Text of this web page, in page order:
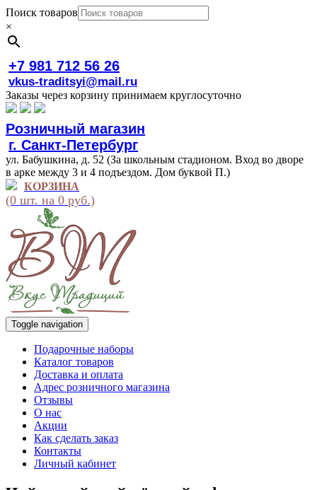
Поиск товаров
×
+7 981 712 56 26
vkus-traditsyi@mail.ru
Заказы через корзину принимаем круглосуточно
Розничный магазин
г. Санкт-Петербург
ул. Бабушкина, д. 52 (За школьным стадионом. Вход во дворе
в арке между 3 и 4 подъездом. Дом буквой П.)
КОРЗИНА
(0 шт. на 0 руб.)
Toggle navigation
Подарочные наборы
Каталог товаров
Доставка и оплата
Адрес розничного магазина
Отзывы
О нас
Акции
Как сделать заказ
Контакты
Личный кабинет